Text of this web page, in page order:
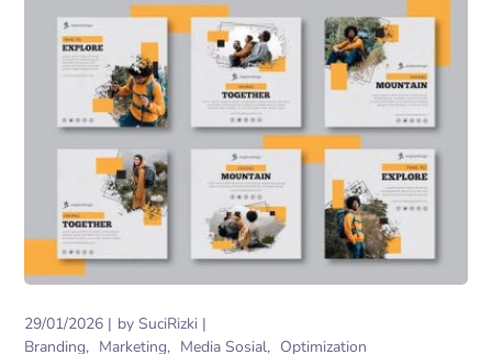
29/01/2026 bySuciRizki
Branding
Marketing Media Sosial Optimization